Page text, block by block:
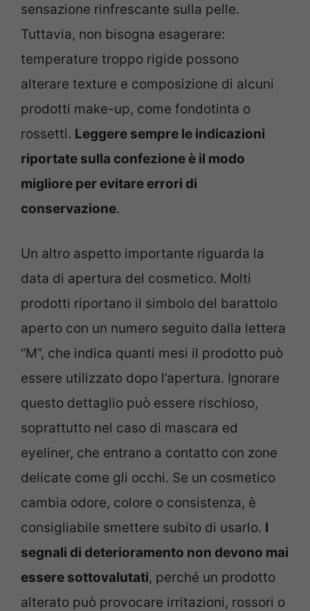
sensazione rinfrescante sulla pelle.
Tuttavia, non bisogna esagerare:
temperature troppo rigide possono
alterare texture e composizione di alcuni
prodotti make-up, come fondotinta o
rossetti. Leggere sempre le indicazioni
riportate sulla confezione è il modo
migliore per evitare errori di
conservazione.
Un altro aspetto importante riguarda la
data di apertura del cosmetico. Molti
prodotti riportano il simbolo del barattolo
aperto con un numero seguito dalla lettera
“M”, che indica quanti mesi il prodotto può
essere utilizzato dopo l’apertura. Ignorare
questo dettaglio può essere rischioso,
soprattutto nel caso di mascara ed
eyeliner, che entrano a contatto con zone
delicate come gli occhi. Se un cosmetico
cambia odore, colore o consistenza, è
consigliabile smettere subito di usarlo. I
segnali di deterioramento non devono mai
essere sottovalutati, perché un prodotto
alterato può provocare irritazioni, rossori o